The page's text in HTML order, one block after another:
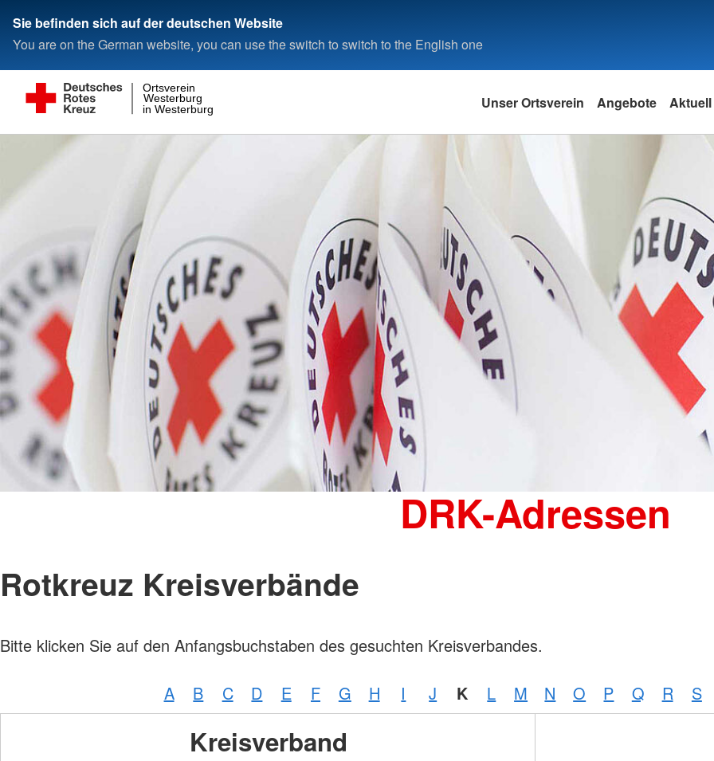
Sie befinden sich auf der deutschen Website
You are on the German website, you can use the switch to switch to the English one
in Westerburg
Westerburg
Ortsverein
Unser Ortsverein Angebote Aktuell
DRK-Adressen
Rotkreuz Kreisverbände
Bitte klicken Sie auf den Anfangsbuchstaben des gesuchten Kreisverbandes.
A B C D E F G H I J K L M N O P Q R S
Kreisverband